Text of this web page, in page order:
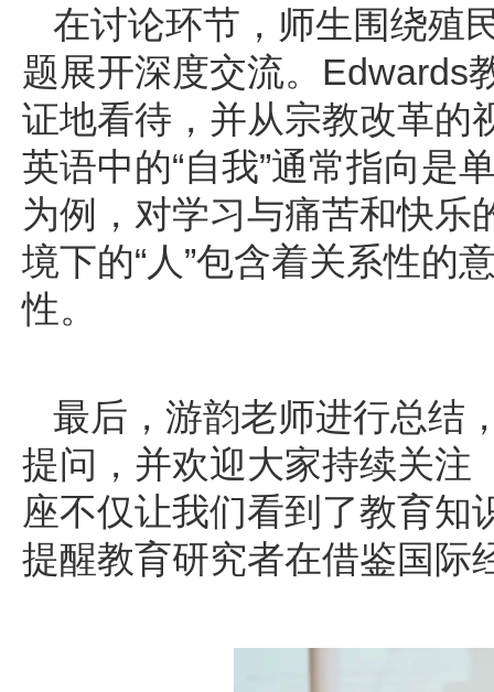
在讨论环节，师生围绕殖
题展开深度交流。Edwards
证地看待，并从宗教改革的
英语中的“自我”通常指向是
为例，对学习与痛苦和快乐
境下的“人”包含着关系性的
性。
最后，游韵老师进行总结
提问，并欢迎大家持续关注
座不仅让我们看到了教育知
提醒教育研究者在借鉴国际